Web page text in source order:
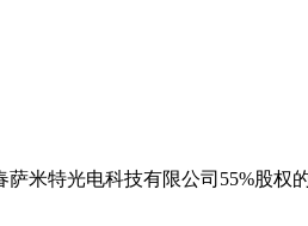
米特光电科技有限公司55%股